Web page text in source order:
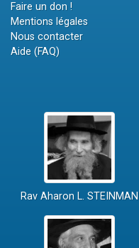
Faire un don !
Mentions légales
Nous contacter
Aide (FAQ)
Rav Aharon L. STEINMAN